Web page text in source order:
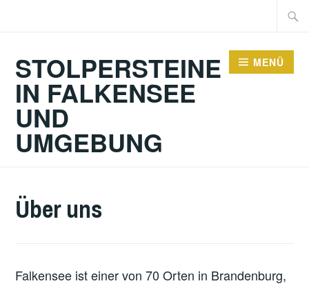
Suche
STOLPERSTEINE
IN FALKENSEE
UND
UMGEBUNG
MENÜ
Über uns
Falkensee ist einer von 70 Orten in Brandenburg,